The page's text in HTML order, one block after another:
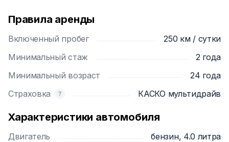
обсуждается индивидуально.
График работы: круглосуточно
Выдача авто производится бесплатно в офисе с
В нерабочее время выдача из офиса
осуществляется платно.
Доставка по Москве до МКАД - 3.000₽
Правила аренды
Включенный пробег
250 км / сутки
Минимальный стаж
2 года
Минимальный возраст
24 года
Страховка
КАСКО мультидрайв
Характеристики автомобиля
Двигатель
бензин, 4.0 литра